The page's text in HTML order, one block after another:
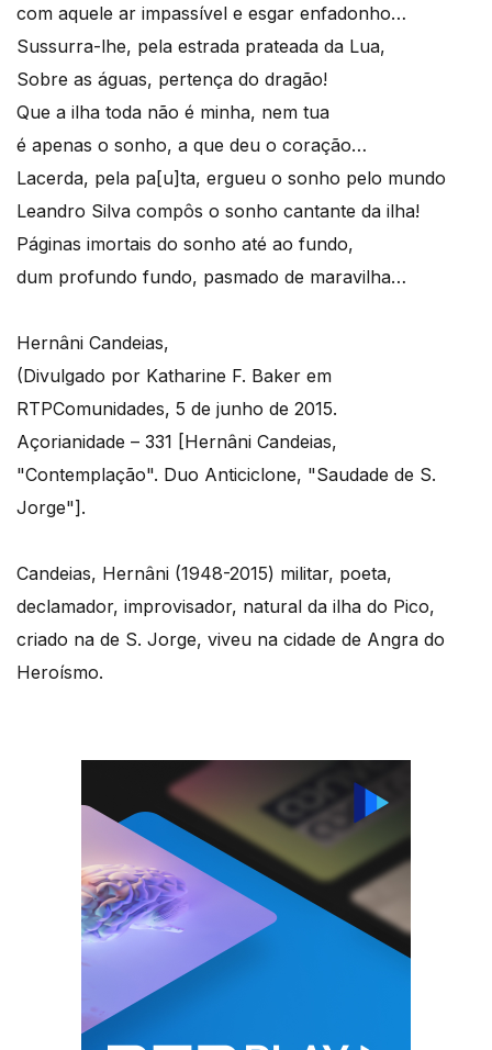
com aquele ar impassível e esgar enfadonho…
Sussurra-lhe, pela estrada prateada da Lua,
Sobre as águas, pertença do dragão!
Que a ilha toda não é minha, nem tua
é apenas o sonho, a que deu o coração…
Lacerda, pela pa[u]ta, ergueu o sonho pelo mundo
Leandro Silva compôs o sonho cantante da ilha!
Páginas imortais do sonho até ao fundo,
dum profundo fundo, pasmado de maravilha…
Hernâni Candeias,
(Divulgado por Katharine F. Baker em
RTPComunidades, 5 de junho de 2015.
Açorianidade – 331 [Hernâni Candeias,
"Contemplação". Duo Anticiclone, "Saudade de S.
Jorge"].
Candeias, Hernâni (1948-2015) militar, poeta,
declamador, improvisador, natural da ilha do Pico,
criado na de S. Jorge, viveu na cidade de Angra do
Heroísmo.